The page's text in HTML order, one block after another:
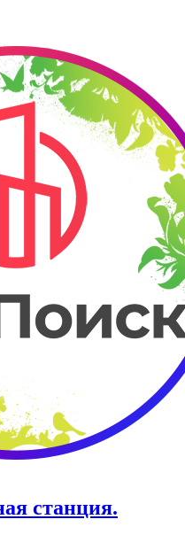
станция.